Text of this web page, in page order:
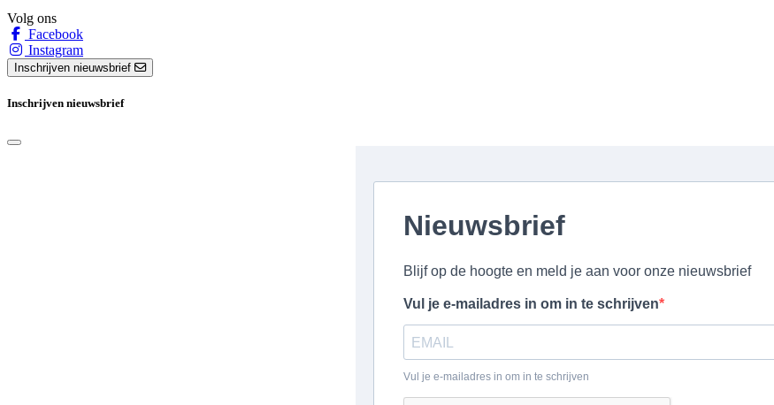
Volg ons
Facebook
Instagram
Inschrijven nieuwsbrief
Inschrijven nieuwsbrief